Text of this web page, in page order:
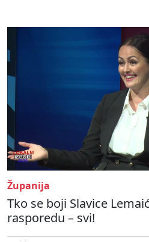
Županija
Tko se boji Slavice
rasporedu – svi!